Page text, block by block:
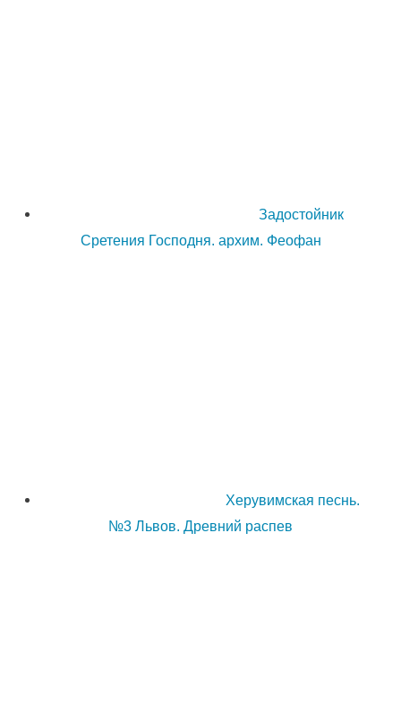
Задостойник
Сретения Господня. архим. Феофан
Херувимская песнь.
№3 Львов. Древний распев